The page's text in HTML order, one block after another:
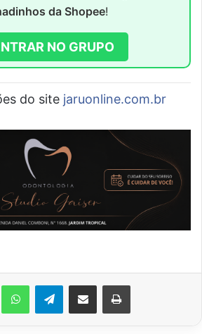
da Shopee!
NO GRUPO
do site jaruonline.com.br
WhatsAppTelegramCompartilhar via e-mail Imprimir